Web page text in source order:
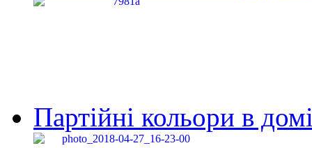
Партійні кольори в